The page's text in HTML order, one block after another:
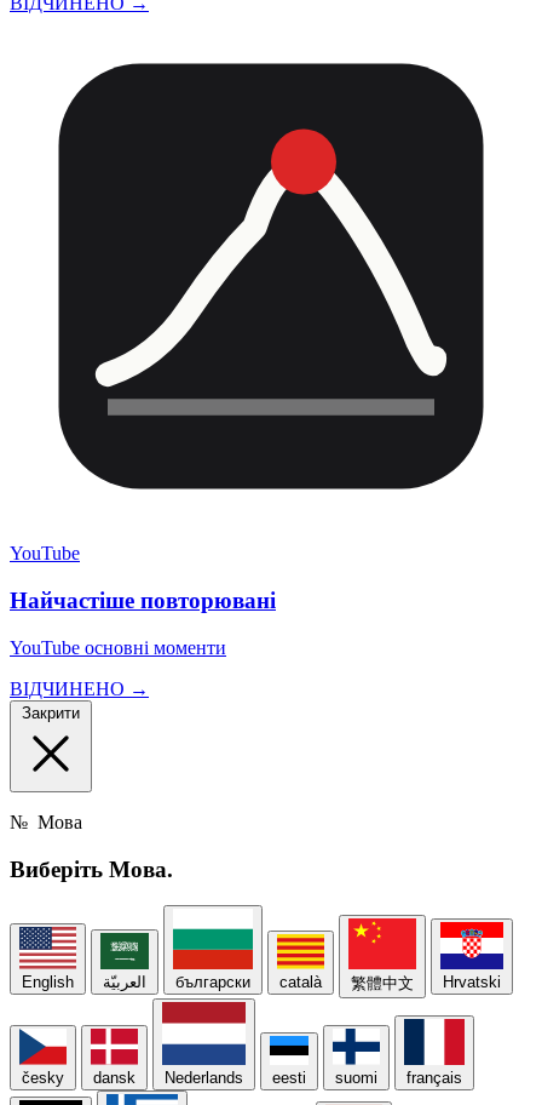
YouTube
Найчастіше повторювані
YouTube основні моменти
ВІДЧИНЕНО →
Закрити
№ Мова
Виберіть Мова.
English العربيّة български català 繁體中文 Hrvatski
česky dansk Nederlands eesti suomi français